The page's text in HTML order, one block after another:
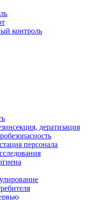
контроль
дератизация
персонала